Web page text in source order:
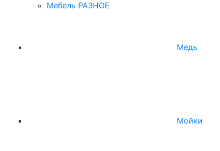
Мебель РАЗНОЕ
Медь
Мойки